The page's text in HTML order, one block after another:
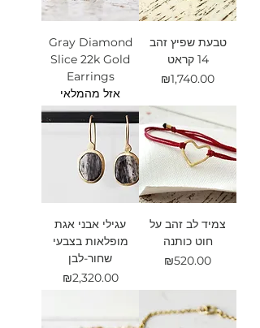
טבעת שפיץ זהב
14 קראט
מחיר
₪1,740.00
Gray Diamond
Slice 22k Gold
Earrings
אזל מהמלאי
צמיד לב זהב על
חוט כותנה
מחיר
₪520.00
עגילי אבני אגת
מופלאות בצבעי
שחור-לבן
מחיר
₪2,320.00